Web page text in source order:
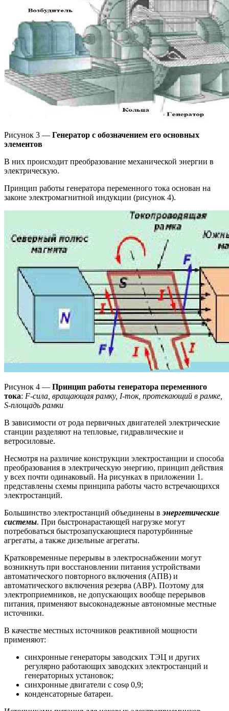
Рисунок 3 — Генератор с обозначением его основных
элементов
В них происходит преобразование механической энергии в
электрическую.
Принцип работы генератора переменного тока основан на
законе электромагнитной индукции (рисунок 4).
Рисунок 4 — Принцип работы генератора переменного
тока: F-cила, вращающая рамку, I-ток, протекающий в рамке,
S-площадь рамки
В зависимости от рода первичных двигателей электрические
станции разделяют на тепловые, гидравлические и
ветросиловые.
Несмотря на различие конструкции электростанции и способа
преобразования в электрическую энергию, принцип действия
у всех почти одинаковый. На рисунках в приложении 1.
представлены схемы принципа работы часто встречающихся
электростанций.
Большинство электростанций объединены вэнергетические
системы. При быстронарастающей нагрузке могут
потребоваться быстрозапускающиеся паротурбинные
агрегаты, а также дизельные агрегаты.
Кратковременные перерывы в электроснабжении могут
возникнуть при восстановлении питания устройствами
автоматического повторного включения (АПВ) и
автоматического включения резерва (АВР). Поэтому для
электроприемников, не допускающих вообще перерывов
питания, применяют высоконадежные автономные местные
источники.
В качестве местных источников реактивной мощности
применяют:
синхронные генераторы заводских ТЭЦ и других
регулярно работающих заводских электростанций и
генераторных установок;
синхронные двигатели с cosφ 0,9;
конденсаторные батареи.